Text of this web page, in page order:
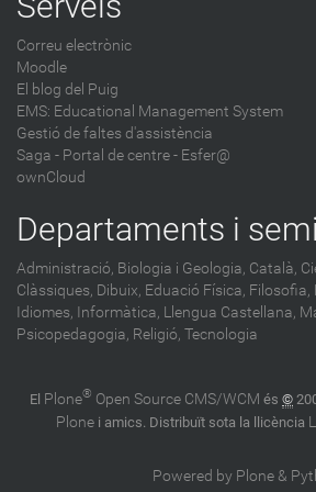
Correu electrònic
Moodle
El blog del Puig
EMS: Educational Management System
Gestió de faltes d'assistència
Saga - Portal de centre - Esfer@
ownCloud
Departaments i
Administració, Biologia i Geologia, Català,
Clàssiques, Dibuix, Eduació Física, Filosofia,
Idiomes, Informàtica, Llengua Castellana,
Psicopedagogia, Religió, Tecnologia
El Plone® Open Source CMS/WCM és ©
Plonei amics. Distribuït sota la llicència
Powered by Plone &